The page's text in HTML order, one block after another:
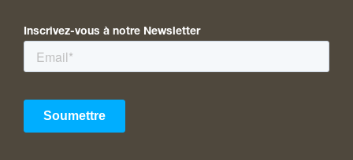
Inscrivez-vous à notre Newsletter